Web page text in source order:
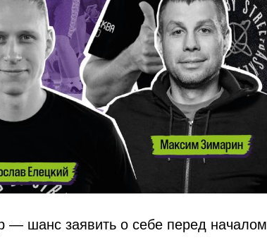
— шанс заявить о себе перед началом